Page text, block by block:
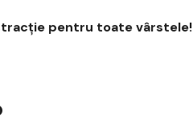
pentru toate vârstele!